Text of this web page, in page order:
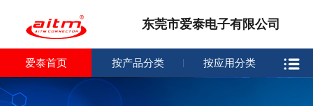
东莞市爱泰电子有限公司
爱泰首页 按产品分类 按应用分类